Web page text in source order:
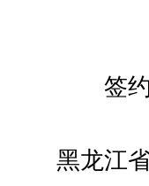
签
黑龙江省